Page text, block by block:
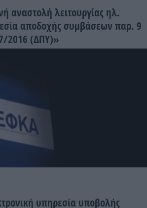
αναστολή λειτουργίας ηλ.
αποδοχής συμβάσεων παρ. 9
2016 (ΔΠΥ)»
υπηρεσία υποβολής